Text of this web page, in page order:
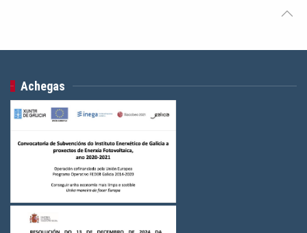
Achegas